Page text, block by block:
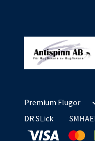
Premium Flugor
DR SLick